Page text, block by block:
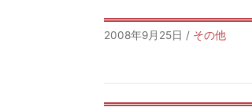
2008年9月25日 / その他